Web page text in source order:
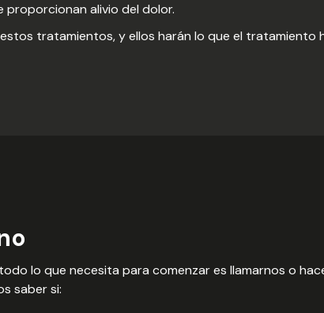
alivio del dolor.
tratamientos, y ellos harán lo que el tratamiento
lo que necesita para comenzar es llamarnos o
saber si: